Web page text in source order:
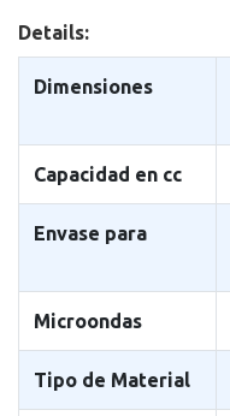
Details:
Dimensiones
Capacidad en cc
Envase para
Microondas
Tipo de Material